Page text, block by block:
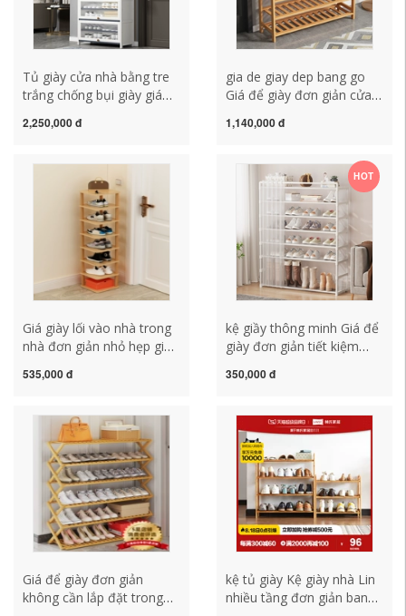
Tủ giày cửa nhà bằng tre
trắng chống bụi giày giá
giữ sát tường tiết kiệm
thước kệ giày ke giay
2,250,000 đ
gia de giay dep bang go
Giá để giày đơn giản cửa
xá mới lưu trữ hiện vật
nhỏ bền kệ giày inox 5
tầng kệ để dép bằng nhựa
1,140,000 đ
Giá giày lối vào nhà trong
nhà đơn giản nhỏ hẹp giá
lưu trữ tiết kiệm không
xá kệ giày thông minh 3
tầng mẫu kệ giày dép
bằng sắt
535,000 đ
HOT
kệ giầy thông minh Giá để
giày đơn giản tiết kiệm
đẹp đơn giản lưu trữ hiện
chống bụi giá để giầy
thông minh kệ để giày dép
bằng gỗ
350,000 đ
Giá để giày đơn giản
không cần lắp đặt trong
kệ tủ giày Kệ giày nhà Lin
nhiều tầng đơn giản ban